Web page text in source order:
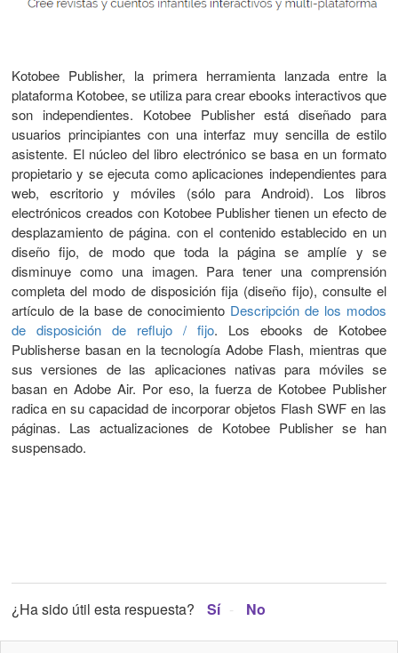
Kotobee Publisher, la primera herramienta lanzada entre la
plataforma Kotobee, se utiliza para crear ebooks interactivos que
son independientes. Kotobee Publisher está diseñado para
usuarios principiantes con una interfaz muy sencilla de estilo
asistente. El núcleo del libro electrónico se basa en un formato
propietario y se ejecuta como aplicaciones independientes para
web, escritorio y móviles (sólo para Android). Los libros
electrónicos creados con Kotobee Publisher tienen un efecto de
desplazamiento de página. con el contenido establecido en un
diseño fijo, de modo que toda la página se amplíe y se
disminuye como una imagen. Para tener una comprensión
completa del modo de disposición fija (diseño fijo), consulte el
artículo de la base de conocimiento Descripción de los modos
de disposición de reflujo / fijo. Los ebooks de Kotobee
Publisherse basan en la tecnología Adobe Flash, mientras que
sus versiones de las aplicaciones nativas para móviles se
basan en Adobe Air. Por eso, la fuerza de Kotobee Publisher
radica en su capacidad de incorporar objetos Flash SWF en las
páginas. Las actualizaciones de Kotobee Publisher se han
suspensado.
¿Ha sido útil esta respuesta? Sí No